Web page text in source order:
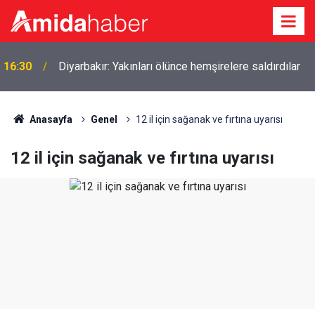
16:30 Diyarbakır: Yakınları ölünce hemşirelere saldırdılar
Anasayfa Genel 12 il için sağanak ve fırtına uyarısı
12 il için sağanak ve fırtına uyarısı